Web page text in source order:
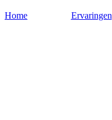
Home Ervaringen